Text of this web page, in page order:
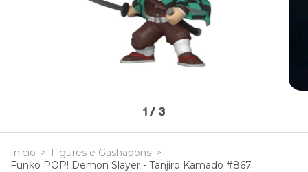
1 / 3
Início > Figures e Gashapons >
Funko POP! Demon Slayer - Tanjiro Kamado #867